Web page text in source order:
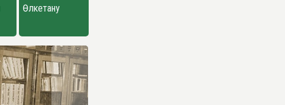
Өлкетану